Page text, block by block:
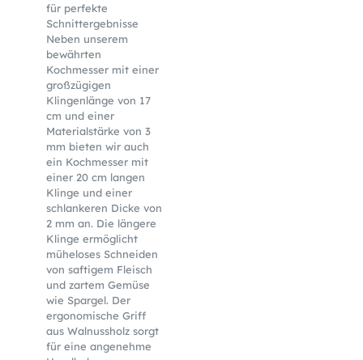
für perfekte
Schnittergebnisse
Neben unserem
bewährten
Kochmesser mit einer
großzügigen
Klingenlänge von 17
cm und einer
Materialstärke von 3
mm bieten wir auch
ein Kochmesser mit
einer 20 cm langen
Klinge und einer
schlankeren Dicke von
2 mm an. Die längere
Klinge ermöglicht
müheloses Schneiden
von saftigem Fleisch
und zartem Gemüse
wie Spargel. Der
ergonomische Griff
aus Walnussholz sorgt
für eine angenehme